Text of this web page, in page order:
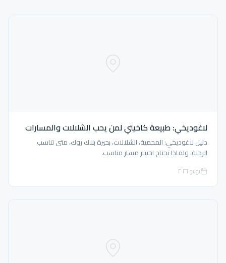
لاغوديخي: طبيعة كاخيتي لمن يحب الشلالات والمسارات
دليل لاغوديخي: المحمية، الشلالات، بحيرة بلاك روك، متى تناسب
الرحلة، ولماذا تحتاج اختيار مسار مناسب.
يونيو ٢٠٢٦